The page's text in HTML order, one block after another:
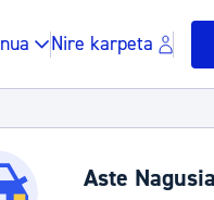
Nire karpeta
Aste